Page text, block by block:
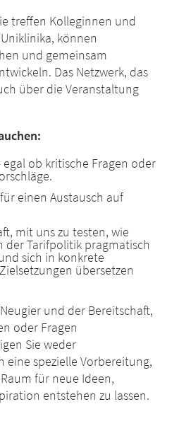
treffen Kolleginnen und
können
und gemeinsam
Das Netzwerk, das
über die Veranstaltung
ob kritische Fragen oder
einen Austausch auf
mit uns zu testen, wie
der Tarifpolitik pragmatisch
sich in konkrete
übersetzen
und der Bereitschaft,
oder Fragen
Sie weder
eine spezielle Vorbereitung,
für neue Ideen,
entstehen zu lassen.